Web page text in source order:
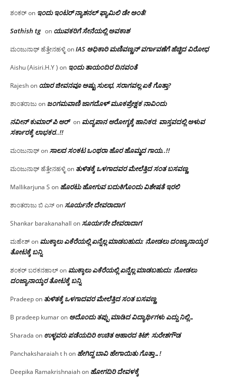
ಶಂಕರ್on ಇಂದು ಇಂಟರ್ ನ್ಯಾಶನಲ್ ಫ್ಯಾಮಿಲಿ ಡೇ ಅಂತೆ!
Sathish tg on ಯುವಕರಿಗೆ ಸೇನೆಯಲ್ಲಿ ಅವಕಾಶ
ಮಂಜುನಾಥ್ ಹೆತ್ತೇನಹಳ್ಳಿonIAS ಅಧಿಕಾರಿ ಮಣಿವಣ್ಣನ್ ವರ್ಗಾವಣೆಗೆ ಹೆಚ್ಚಿದ‌ ವಿರೋಧ
Aishu (Aisiri.H.Y ) on ಇಂದು ತಾಯಂದಿರ ದಿನವಂತೆ
Rajeshon ಯಾರ ಜೀವನವೂ ಅಷ್ಟು ಸುಲಭ, ಸರಾಗವಲ್ಲ ಏಕೆ ಗೊತ್ತಾ?
ಶಾಂತರಾಜುon ಜಂಗಮವಾಣಿ ಜಾಗದೊಳ್ ಮೂಕಪ್ರೇಕ್ಷಕ ನಾವಿಂದು
ನವೀನ್ ಕುಮಾರ್ ಪಿ ಆರ್ on ಮದ್ಯಪಾನ ಆರೋಗ್ಯಕ್ಕೆ ಹಾನಿಕರ; ವಾಸ್ತವದಲ್ಲಿ ಅಳುವ
ಸರ್ಕಾರಕ್ಕೆ ಲಾಭಕರ..!!
ಮಂಜುನಾಥ್onಸಾಲದ ಸಂಕಟ ಒಂಥರಾ ಹೊರ ಹೊಮ್ಮದ ಗಾಯ..!!
ಮಂಜುನಾಥ್ ಹೆತ್ತೇನಹಳ್ಳಿon ತುಳಿತಕ್ಕೆ ಒಳಗಾದವರ ಮೇಲೆತ್ತಿದ ಸಂತ ಬಸವಣ್ಣ
Mallikarjuna S on ಹೊರಟು ಹೋಗುವ ಬದುಕಿಗೊಂದು ವಿಶೇಷತೆ ಇರಲಿ
ಶಾಂತರಾಜು ಬಿ ಎಸ್onಸೂರ್ಯನೇ ದೇವರಾದಾಗ
Shankar barakanahall onಸೂರ್ಯನೇ ದೇವರಾದಾಗ
ಮಹೇಶ್on ಮುಕ್ಕಾಲು ಎಕೆರೆಯಲ್ಲಿ ಏನ್ನೆಲ್ಲ‌ ಮಾಡಬಹುದು: ನೋಡಲು ದಂಜ್ಯಾನಾಯ್ಕರ
ತೋಟಕ್ಕೆ ಬನ್ನಿ
ಶಂಕರ್ ಬರಕನಹಾಲ್on ಮುಕ್ಕಾಲು ಎಕೆರೆಯಲ್ಲಿ ಏನ್ನೆಲ್ಲ‌ ಮಾಡಬಹುದು: ನೋಡಲು
ದಂಜ್ಯಾನಾಯ್ಕರ ತೋಟಕ್ಕೆ ಬನ್ನಿ
Pradeepon ತುಳಿತಕ್ಕೆ ಒಳಗಾದವರ ಮೇಲೆತ್ತಿದ ಸಂತ ಬಸವಣ್ಣ
B pradeep kumaron ಅದೊಂದು ತಪ್ಪು ಮಾಡಿದ ವಿದ್ಯಾರ್ಥಿಗಳು ಎದ್ದು ನಿಲ್ಲಿ…
Sharada on ಉಳ್ಳವರು ಪಡೆಯದಿರಿ ಉಚಿತ ಆಹಾರದ ಕಿಟ್: ಸುರೇಶಗೌಡ
Panchaksharaiah t hon ಹೇಗಿದ್ದ ಬಾವಿ ಹೇಗಾಯಿತು ಗೊತ್ತಾ…!
Deepika Ramakrishnaiahon ಹೋಗದಿರಿ ದೇವಳಕ್ಕೆ